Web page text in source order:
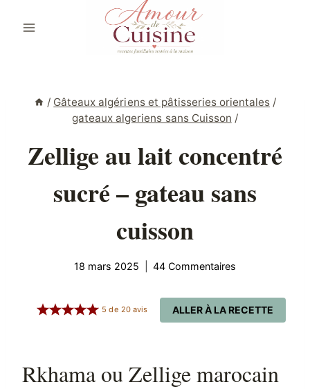
/ Gâteaux algériens et pâtisseries orientales /
gateaux algeriens sans Cuisson /
Zellige au lait concentré
sucré – gateau sans
cuisson
18 mars 2025 44 Commentaires
ALLER À LA RECETTE
5 de 20avis
Rkhama ou Zellige marocain